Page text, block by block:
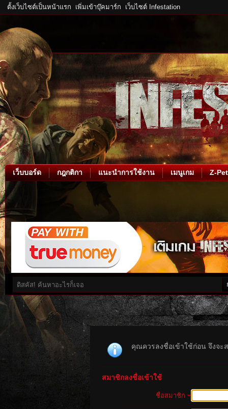
ตั้งเว็บไซต์เป็นหน้าแรก เพิ่มเข้าบุ๊คมาร์ก เว็บไซต์ Infestation
เว็บบอร์ด กฎกติกา แนะนำการใช้งาน เมนูเกม Z-Pet
คุณควรลงชื่อเข้าใช้ก่อน จึงจะ
สมาชิกลงชื่อเข้าใช้
ชื่อสมาชิก